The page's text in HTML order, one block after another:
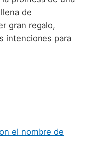
de
gran regalo,
intenciones para
el nombre de